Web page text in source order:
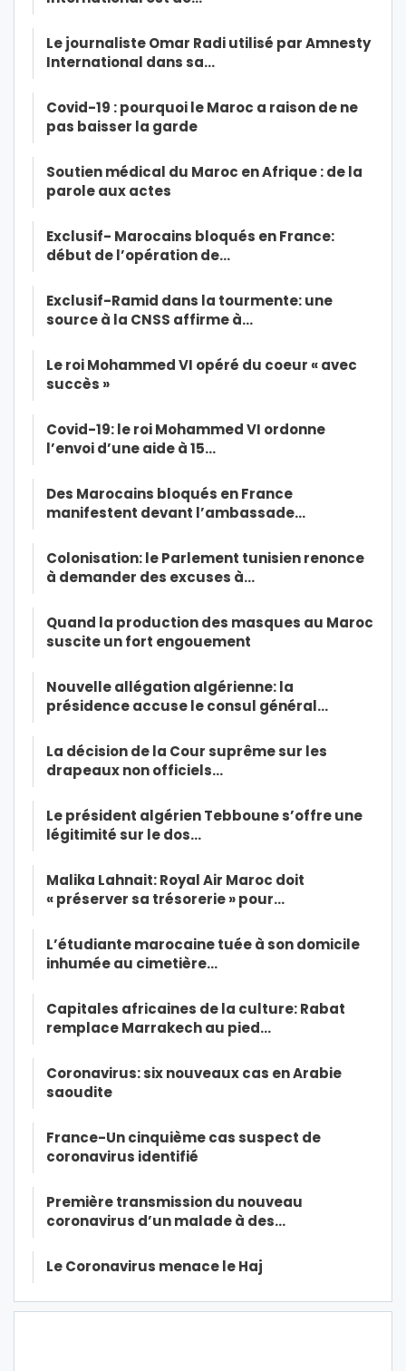
Le journaliste Omar Radi utilisé par Amnesty
International dans sa…
Covid-19 : pourquoi le Maroc a raison de ne
pas baisser la garde
Soutien médical du Maroc en Afrique : de la
parole aux actes
Exclusif- Marocains bloqués en France:
début de l’opération de…
Exclusif-Ramid dans la tourmente: une
source à la CNSS affirme à…
Le roi Mohammed VI opéré du coeur « avec
succès »
Covid-19: le roi Mohammed VI ordonne
l’envoi d’une aide à 15…
Des Marocains bloqués en France
manifestent devant l’ambassade…
Colonisation: le Parlement tunisien renonce
à demander des excuses à…
Quand la production des masques au Maroc
suscite un fort engouement
Nouvelle allégation algérienne: la
présidence accuse le consul général…
La décision de la Cour suprême sur les
drapeaux non officiels…
Le président algérien Tebboune s’offre une
légitimité sur le dos…
Malika Lahnait: Royal Air Maroc doit
« préserver sa trésorerie » pour…
L’étudiante marocaine tuée à son domicile
inhumée au cimetière…
Capitales africaines de la culture: Rabat
remplace Marrakech au pied…
Coronavirus: six nouveaux cas en Arabie
saoudite
France-Un cinquième cas suspect de
coronavirus identifié
Première transmission du nouveau
coronavirus d’un malade à des…
Le Coronavirus menace le Haj